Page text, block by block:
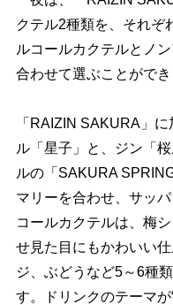
クテル2種類を、それぞ
ルコールカクテルとノ
合わせて選ぶことができ
「RAIZIN SAKURA」
ル「星子」と、ジン「
ルの「SAKURA
マリーを合わせ、サッ
コールカクテルは、梅
せ見た目にもかわいい
ジ、ぶどうなど5～6種
す。ドリンクのテーマ